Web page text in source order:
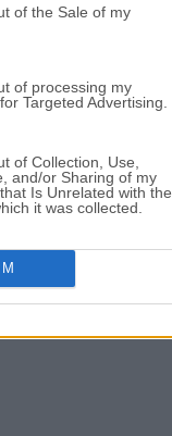
of the Sale of my
of processing my
Targeted Advertising.
of Collection, Use,
and/or Sharing of my
Is Unrelated with the
it was collected.